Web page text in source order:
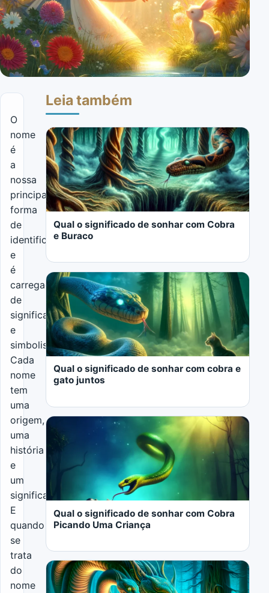
O
nome
é
a
nossa
principal
forma
de
identificação
e
é
carregado
de
significados
e
simbolismos.
Cada
nome
tem
uma
origem,
uma
história
e
um
significado.
E
quando
se
trata
do
nome
Leia também
Qual o significado de sonhar com Cobra
e Buraco
LER MAIS
Qual o significado de sonhar com cobra e
gato juntos
Qual o significado de sonhar com Cobra
Picando Uma Criança